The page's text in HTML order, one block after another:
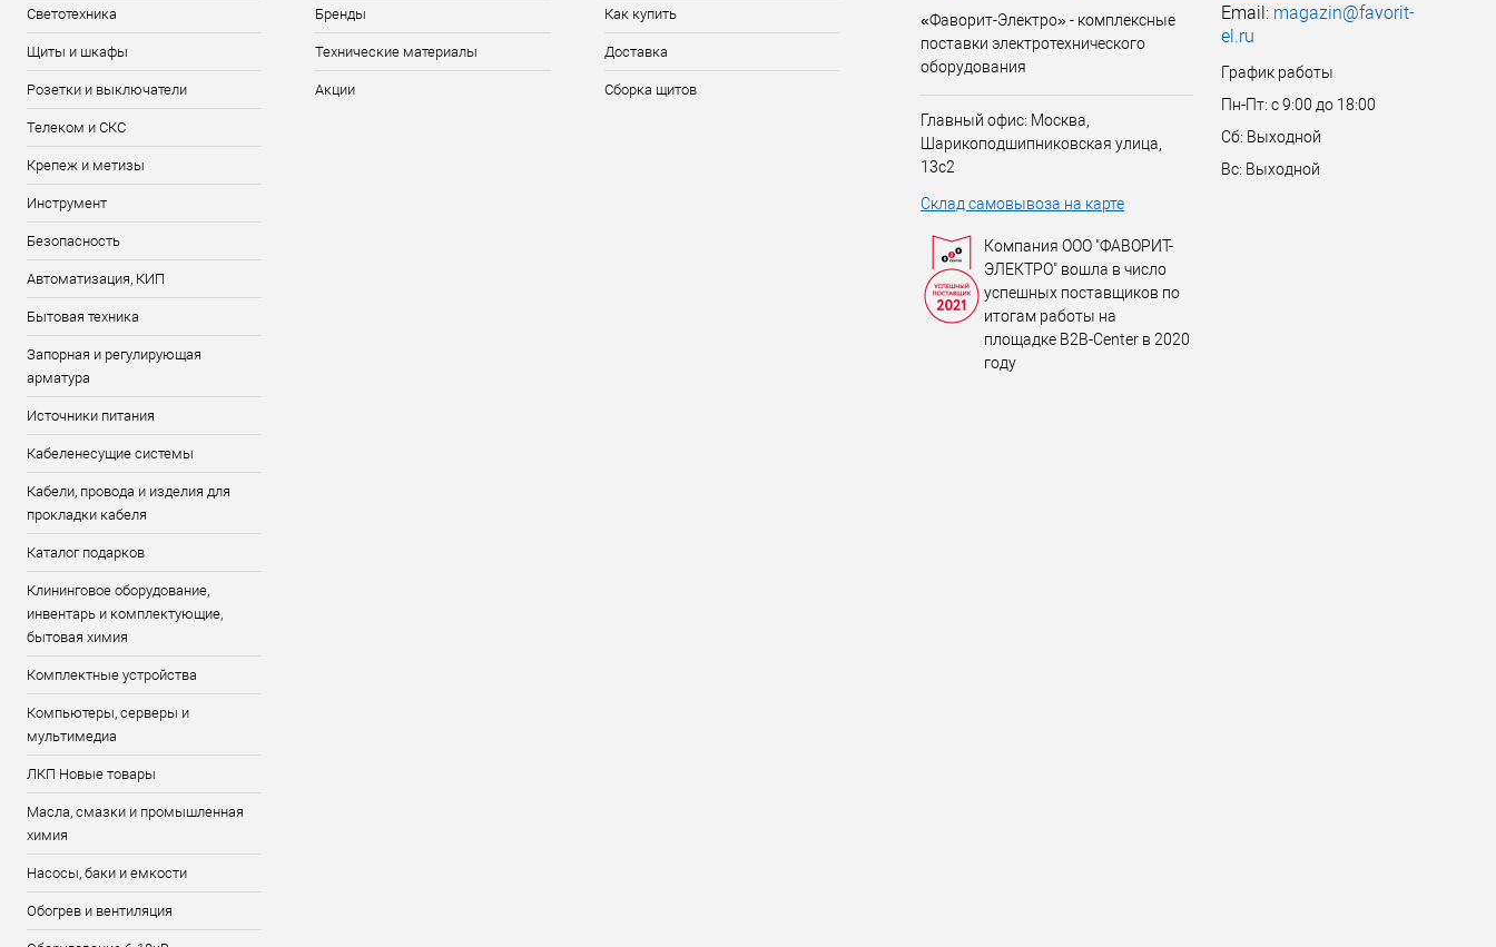
Светотехника
Щиты и шкафы
Розетки и выключатели
Телеком и СКС
Крепеж и метизы
Инструмент
Безопасность
Автоматизация, КИП
Бытовая техника
Запорная и регулирующая
арматура
Источники питания
Кабеленесущие системы
Кабели, провода и изделия для
прокладки кабеля
Каталог подарков
Клининговое оборудование,
инвентарь и комплектующие,
бытовая химия
Комплектные устройства
Компьютеры, серверы и
мультимедиа
ЛКП Новые товары
Масла, смазки и промышленная
химия
Насосы, баки и емкости
Обогрев и вентиляция
Бренды
Технические материалы
Акции
Как купить
Доставка
Сборка щитов
«Фаворит-Электро» - комплексные
поставки электротехнического
оборудования
Главный офис: Москва,
Шарикоподшипниковская улица,
13с2
Склад самовывоза на карте
Компания ООО "ФАВОРИТ-
ЭЛЕКТРО" вошла в число
успешных поставщиков по
итогам работы на
площадке B2B-Center в 2020
году
Email: magazin@favorit-
el.ru
График работы
Пн-Пт: с 9:00 до 18:00
Сб: Выходной
Вс: Выходной